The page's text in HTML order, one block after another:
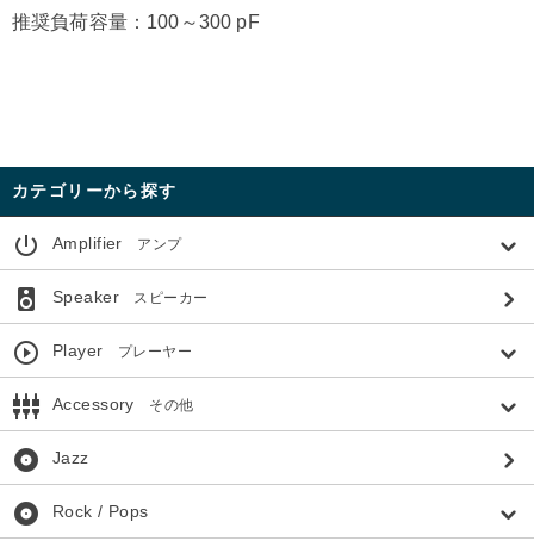
推奨負荷容量：100～300 pF
カテゴリーから探す
power_settings_new Amplifier アンプ
speaker Speakerスピーカー
play_circle_outline Player プレーヤー
settings_input_component Accessory その他
album Jazz
album Rock / Pops